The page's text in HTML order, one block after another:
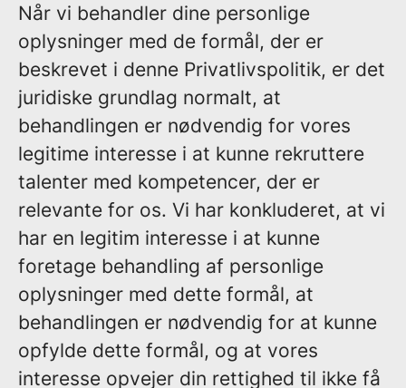
Når vi behandler dine personlige
oplysninger med de formål, der er
beskrevet i denne Privatlivspolitik, er det
juridiske grundlag normalt, at
behandlingen er nødvendig for vores
legitime interesse i at kunne rekruttere
talenter med kompetencer, der er
relevante for os. Vi har konkluderet, at vi
har en legitim interesse i at kunne
foretage behandling af personlige
oplysninger med dette formål, at
behandlingen er nødvendig for at kunne
opfylde dette formål, og at vores
interesse opvejer din rettighed til ikke få